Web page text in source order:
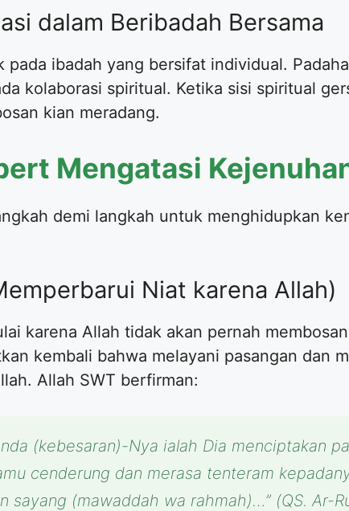
dalam Beribadah Bersama
pada ibadah yang bersifat individual.
kolaborasi spiritual. Ketika sisi spiritual
kian meradang.
Mengatasi
demi langkah untuk menghidupkan
Niat karena Allah)
karena Allah tidak akan pernah
kembali bahwa melayani pasangan dan
Allah SWT berfirman:
(kebesaran)-Nya ialah Dia menciptakan
cenderung dan merasa tenteram
sayang (mawaddah wa rahmah)…” (QS. Ar-